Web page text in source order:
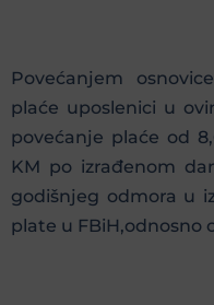
Povećanjem
plaće uposlenici u
povećanje plaće od
KM po izrađenom
godišnjeg odmora u
plate u FBiH,odnosno